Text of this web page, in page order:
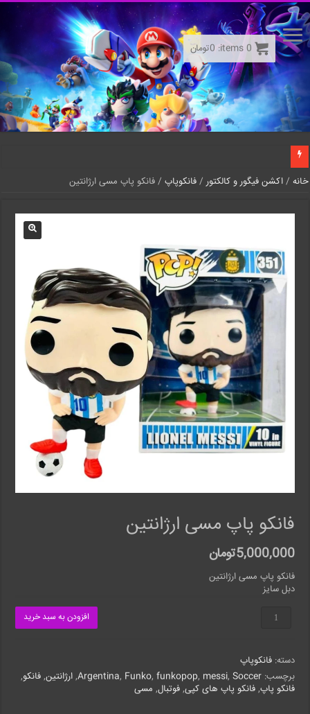
خانه /اکشن فیگور و کالکتور /فانکوپاپ / فانکو پاپ مسی ارژانتین
فانکو پاپ مسی ارژانتین
5,000,000تومان
فانکو پاپ مسی ارژانتین
دبل سایز
عدد
افزودن به سبد خرید
دسته:فانکوپاپ
برچسب:
Argentina, Funko, funkopop, messi, Soccer
,ارژانتین,فانکو,
فانکو پاپ,فانکو پاپ های کپی,فوتبال, مسی
0
items:
0تومان